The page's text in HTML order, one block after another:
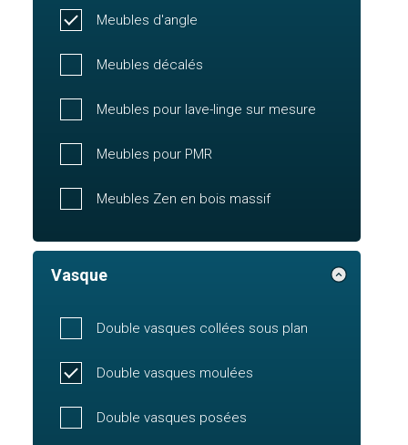
Meubles d'angle
Meubles décalés
Meubles pour lave-linge sur mesure
Meubles pour PMR
Meubles Zen en bois massif
Vasque
Double vasques collées sous plan
Double vasques moulées
Double vasques posées